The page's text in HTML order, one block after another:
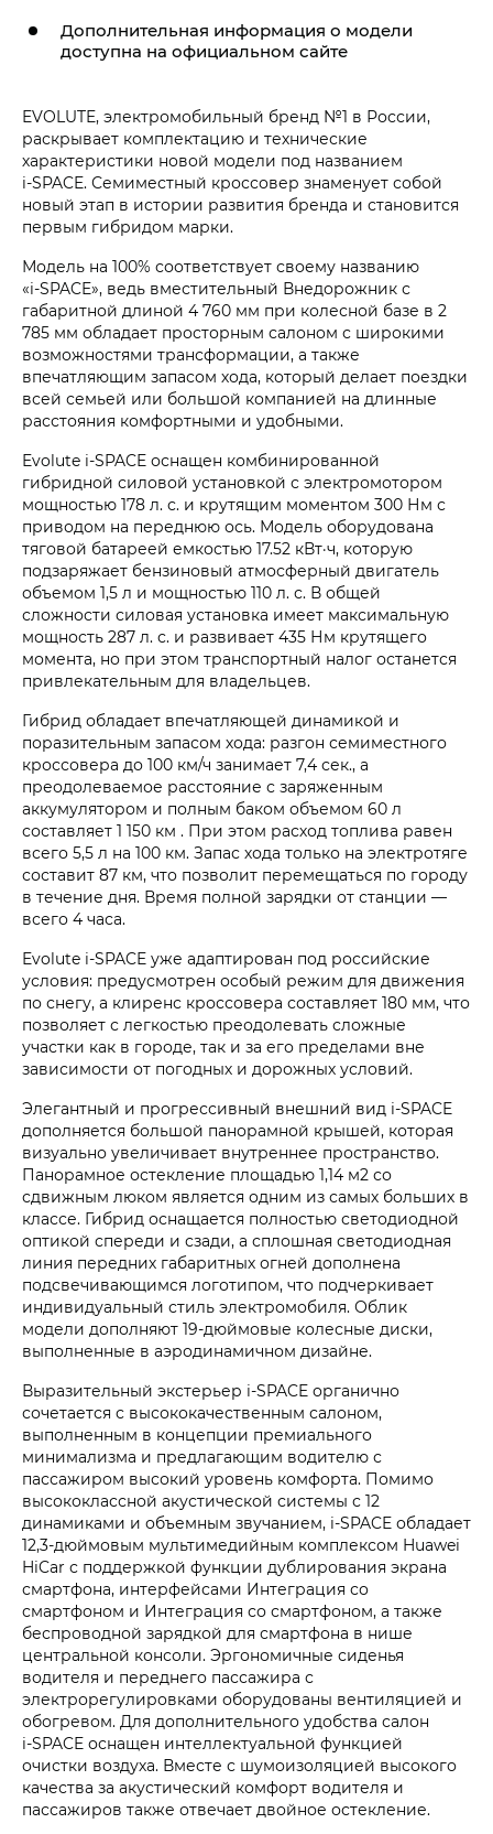
Дополнительная информация о модели
доступна на официальном сайте
EVOLUTE, электромобильный бренд №1 в России,
раскрывает комплектацию и технические
характеристики новой модели под названием
i‑SPACE. Семиместный кроссовер знаменует собой
новый этап в истории развития бренда и становится
первым гибридом марки.
Модель на 100% соответствует своему названию
«i‑SPACE», ведь вместительный Внедорожник с
габаритной длиной 4 760 мм при колесной базе в 2
785 мм обладает просторным салоном с широкими
возможностями трансформации, а также
впечатляющим запасом хода, который делает поездки
всей семьей или большой компанией на длинные
расстояния комфортными и удобными.
Evolute i‑SPACE оснащен комбинированной
гибридной силовой установкой с электромотором
мощностью 178 л. с. и крутящим моментом 300 Нм с
приводом на переднюю ось. Модель оборудована
тяговой батареей емкостью 17.52 кВт·ч, которую
подзаряжает бензиновый атмосферный двигатель
объемом 1,5 л и мощностью 110 л. с. В общей
сложности силовая установка имеет максимальную
мощность 287 л. с. и развивает 435 Нм крутящего
момента, но при этом транспортный налог останется
привлекательным для владельцев.
Гибрид обладает впечатляющей динамикой и
поразительным запасом хода: разгон семиместного
кроссовера до 100 км/ч занимает 7,4 сек., а
преодолеваемое расстояние с заряженным
аккумулятором и полным баком объемом 60 л
составляет 1 150 км . При этом расход топлива равен
всего 5,5 л на 100 км. Запас хода только на электротяге
составит 87 км, что позволит перемещаться по городу
в течение дня. Время полной зарядки от станции —
всего 4 часа.
Evolute i‑SPACE уже адаптирован под российские
условия: предусмотрен особый режим для движения
по снегу, а клиренс кроссовера составляет 180 мм, что
позволяет с легкостью преодолевать сложные
участки как в городе, так и за его пределами вне
зависимости от погодных и дорожных условий.
Элегантный и прогрессивный внешний вид i‑SPACE
дополняется большой панорамной крышей, которая
визуально увеличивает внутреннее пространство.
Панорамное остекление площадью 1,14 м2 со
сдвижным люком является одним из самых больших в
классе. Гибрид оснащается полностью светодиодной
оптикой спереди и сзади, а сплошная светодиодная
линия передних габаритных огней дополнена
подсвечивающимся логотипом, что подчеркивает
индивидуальный стиль электромобиля. Облик
модели дополняют 19-дюймовые колесные диски,
выполненные в аэродинамичном дизайне.
Выразительный экстерьер i‑SPACE органично
сочетается с высококачественным салоном,
выполненным в концепции премиального
минимализма и предлагающим водителю с
пассажиром высокий уровень комфорта. Помимо
высококлассной акустической системы с 12
динамиками и объемным звучанием, i‑SPACE обладает
12,3-дюймовым мультимедийным комплексом Huawei
HiCar с поддержкой функции дублирования экрана
смартфона, интерфейсами Интеграция со
смартфоном и Интеграция со смартфоном, а также
беспроводной зарядкой для смартфона в нише
центральной консоли. Эргономичные сиденья
водителя и переднего пассажира с
электрорегулировками оборудованы вентиляцией и
обогревом. Для дополнительного удобства салон
i‑SPACE оснащен интеллектуальной функцией
очистки воздуха. Вместе с шумоизоляцией высокого
качества за акустический комфорт водителя и
пассажиров также отвечает двойное остекление.